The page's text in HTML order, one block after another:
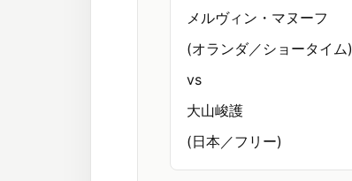
メルヴィン・マヌーフ
(オランダ／ショータイム)
vs
大山峻護
(日本／フリー)